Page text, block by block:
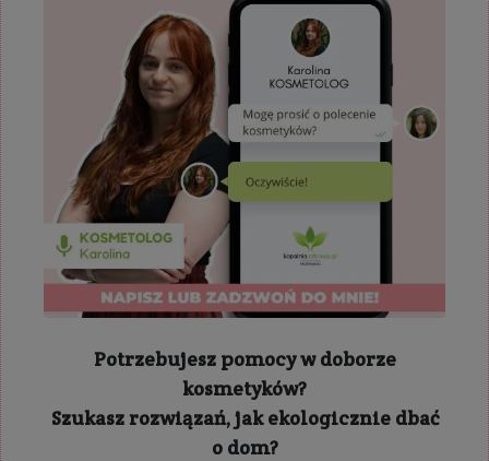
Potrzebujesz pomocy w doborze
kosmetyków?
Szukasz rozwiązań, jak ekologicznie dbać
o dom?